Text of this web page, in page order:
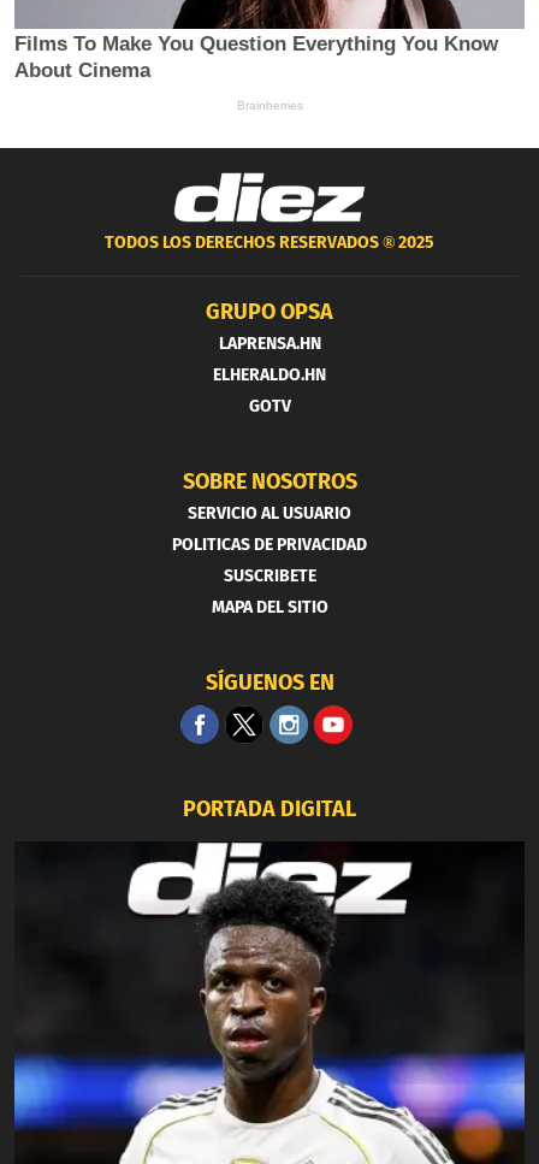
TODOS LOS DERECHOS RESERVADOS ®2025
GRUPO OPSA
LAPRENSA.HN
ELHERALDO.HN
GOTV
SOBRE NOSOTROS
SERVICIO AL USUARIO
POLITICAS DE PRIVACIDAD
SUSCRIBETE
MAPA DEL SITIO
SÍGUENOS EN
PORTADA DIGITAL